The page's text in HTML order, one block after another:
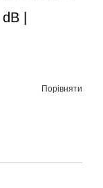
|
Порівняти